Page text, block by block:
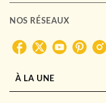
NOS RÉSEAUX
À LA UNE